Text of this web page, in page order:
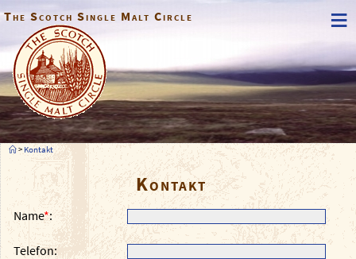
≡
The Scotch Single Malt Circle
> Kontakt
Kontakt
Name*:
Telefon: